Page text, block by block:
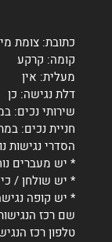
כתובת: צומת
קומה: קרקע
מעלית: אין
דלת נגישה: כן
שירותי נכים:
חניית נכים:
הסדרי נגישות
* יש מעברים
* יש שולחן /
* יש קופה
שם רכז
טלפון רכז